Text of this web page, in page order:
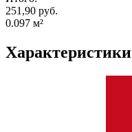
251,90 руб.
0.097 м²
Характеристики